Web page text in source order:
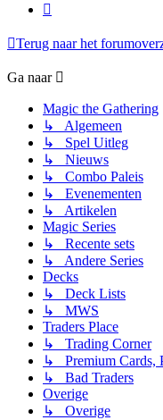
Terug naar het
Ga naar
Magic the Gathering
↳ Algemeen
↳ Spel Uitleg
↳ Nieuws
↳ Combo Paleis
↳ Evenementen
↳ Artikelen
Magic Series
↳ Recente sets
↳ Andere Series
Decks
↳ Deck Lists
↳ MWS
Traders Place
↳ Trading Corner
↳ Premium Cards,
↳ Bad Traders
Overige
↳ Overige